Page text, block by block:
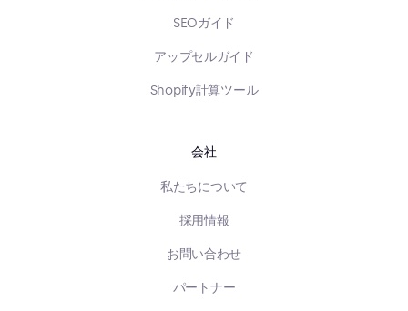
SEOガイド
アップセルガイド
Shopify計算ツール
会社
私たちについて
採用情報
お問い合わせ
パートナー